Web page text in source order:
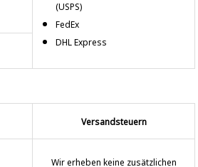
(USPS)
FedEx
DHL Express
Versandsteuern
Wir erheben keine zusätzlichen